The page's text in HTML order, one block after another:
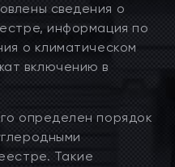
сведения о
информация по
о климатическом
включению в
определен порядок
Такие